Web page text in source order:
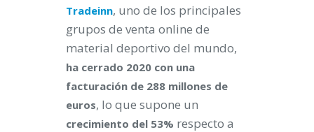
Tradeinn, uno de los principales
grupos de venta online de
material deportivo del mundo,
ha cerrado 2020 con una
facturación de 288 millones de
euros, lo que supone un
crecimiento del 53% respecto a